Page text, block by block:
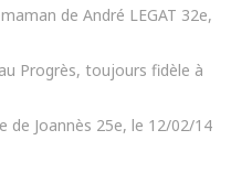
de André LEGAT 32e,
Progrès, toujours fidèle à
de Joannès 25e, le 12/02/14